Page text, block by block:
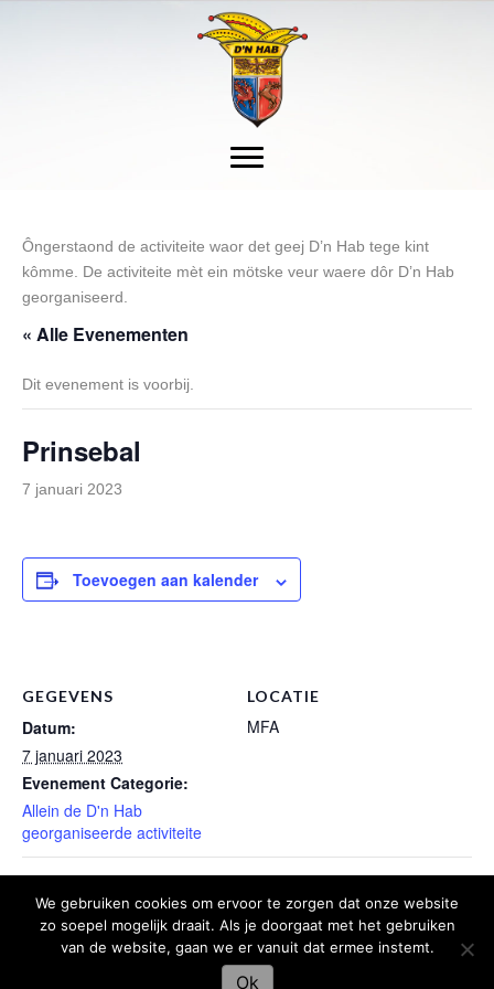
Ôngerstaond de activiteite waor det geej D’n Hab tege kint
kômme. De activiteite mèt ein mötske veur waere dôr D’n Hab
georganiseerd.
« Alle Evenementen
Dit evenement is voorbij.
Prinsebal
7 januari 2023
Toevoegen aan kalender
GEGEVENS
Datum:
7 januari 2023
Evenement Categorie:
Allein de D'n Hab
georganiseerde activiteite
LOCATIE
MFA
We gebruiken cookies om ervoor te zorgen dat onze website
zo soepel mogelijk draait. Als je doorgaat met het gebruiken
van de website, gaan we er vanuit dat ermee instemt.
Ok